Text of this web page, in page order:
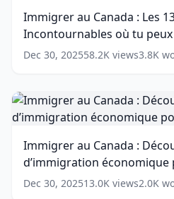
du
Québec?
words)
Les
13
Endroits
Incontournables
tu
peux
t'installer (12
Immigrer au Canada : Les 13 Endroits
Incontournables où tu
Dec 30, 202558.2K views3.8K
Immigrer
au
Canada
Découvre
8
programmes
d’immigration
Immigrer au Canada :
d’immigration économique
Alberta (13words)
Dec 30, 202513.0K views2.0K